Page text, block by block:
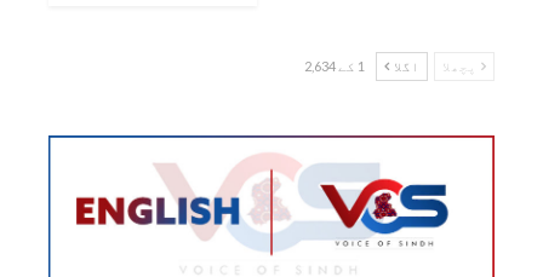
پچھلا اگلا 1 کے 2,634